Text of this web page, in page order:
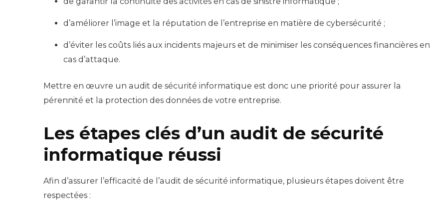
d’améliorer l’image et la réputation de l’entreprise en matière de cybersécurité ;
d’éviter les coûts liés aux incidents majeurs et de minimiser les conséquences financières en
cas d’attaque.
Mettre en œuvre un audit de sécurité informatique est donc une priorité pour assurer la
pérennité et la protection des données de votre entreprise.
Les étapes clés d’un audit de sécurité
informatique réussi
Afin d’assurer l’efficacité de l’audit de sécurité informatique, plusieurs étapes doivent être
respectées :